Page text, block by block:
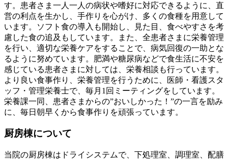
す。患者さま一人一人の病状や嗜好に対応できるように、直
営の利点を生かし、手作りを心がけ、多くの食種を用意して
います。ソフト食の導入も開始し、見た目、食べやすさを考
慮した食の追及もしています。また、全患者さまに栄養管理
を行い、適切な栄養ケアをすることで、病気回復の一助とな
るように努めています。肥満や糖尿病などで食生活に不安を
感じている患者さまに対しては、栄養相談も行っています。
より良い食事作り、栄養管理を行うために、医師・看護スタ
ッフ・管理栄養士で、毎月1回ミーティングをしています。
栄養課一同、患者さまからの”おいしかった！”の一言を励み
に、毎日朝早くから食事作りを頑張っています。
厨房棟について
当院の厨房棟はドライシステムで、下処理室、調理室、配膳